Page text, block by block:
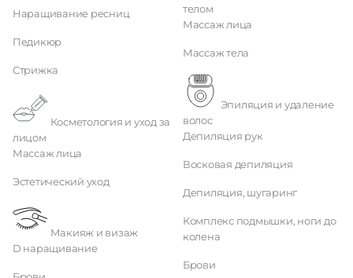
Наращивание ресниц
Педикюр
Стрижка
лицом
Массаж лица
Эстетический уход
Макияж и визаж
D наращивание
телом
Массаж лица
Массаж тела
волос
Депиляция рук
Восковая депиляция
Депиляция, шугаринг
Комплекс подмышки, ноги до
колена
Брови